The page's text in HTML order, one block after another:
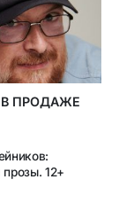
ПРОДАЖЕ
12+